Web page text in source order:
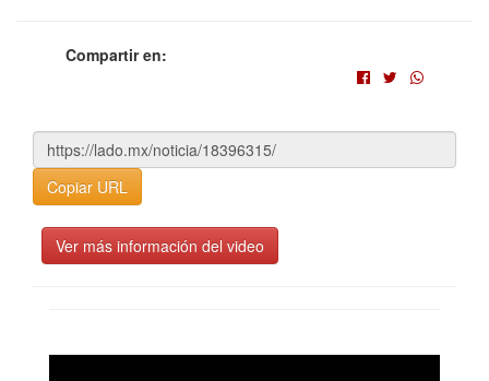
Compartir en:
Copiar URL
Ver más información del video